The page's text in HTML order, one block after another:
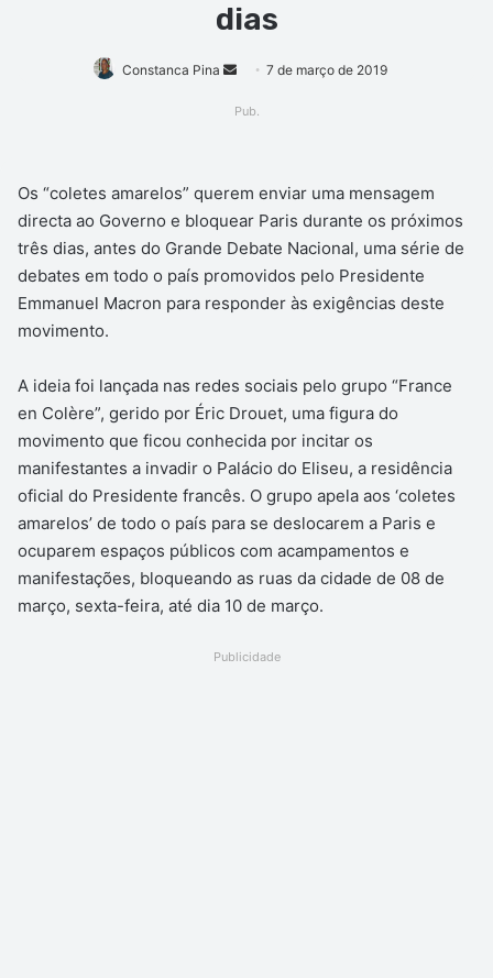
dias
Constanca Pina
Mande7 de março de 2019
Pub.
Os “coletes amarelos” querem enviar uma mensagem
directa ao Governo e bloquear Paris durante os próximos
três dias, antes do Grande Debate Nacional, uma série de
debates em todo o país promovidos pelo Presidente
Emmanuel Macron para responder às exigências deste
movimento.
A ideia foi lançada nas redes sociais pelo grupo “France
en Colère”, gerido por Éric Drouet, uma figura do
movimento que ficou conhecida por incitar os
manifestantes a invadir o Palácio do Eliseu, a residência
oficial do Presidente francês. O grupo apela aos ‘coletes
amarelos’ de todo o país para se deslocarem a Paris e
ocuparem espaços públicos com acampamentos e
manifestações, bloqueando as ruas da cidade de 08 de
março, sexta-feira, até dia 10 de março.
Publicidade